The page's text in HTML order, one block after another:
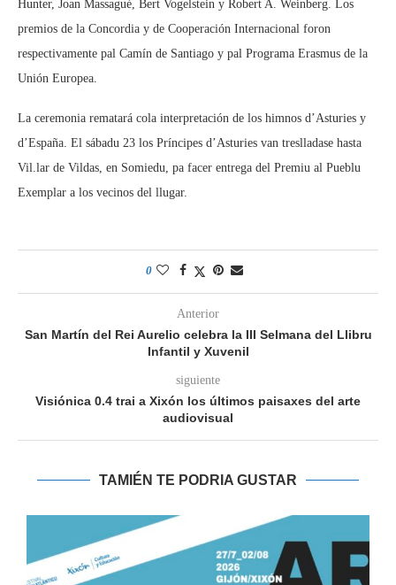
Hunter, Joan Massagué, Bert Vogelstein y Robert A. Weinberg. Los
premios de la Concordia y de Cooperación Internacional foron
respectivamente pal Camín de Santiago y pal Programa Erasmus de la
Unión Europea.
La ceremonia rematará cola interpretación de los himnos d’Asturies y
d’España. El sábadu 23 los Príncipes d’Asturies van treslladase hasta
Vil.lar de Vildas, en Somiedu, pa facer entrega del Premiu al Pueblu
Exemplar a los vecinos del llugar.
0
Anterior
San Martín del Rei Aurelio celebra la III Selmana del Llibru
Infantil y Xuvenil
siguiente
Visiónica 0.4 trai a Xixón los últimos paisaxes del arte
audiovisual
TAMIÉN TE PODRIA GUSTAR